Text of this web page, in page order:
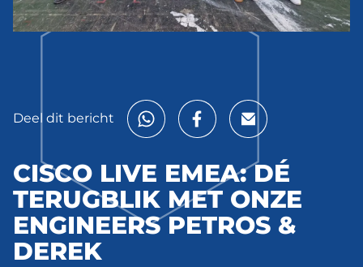
Deel dit bericht
CISCO LIVE EMEA: DÉ
TERUGBLIK MET ONZE
ENGINEERS PETROS &
DEREK